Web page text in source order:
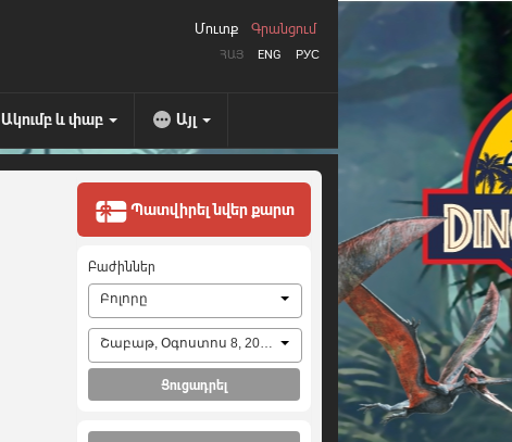
ՀԱՅ ENG РУС
Մուտք Գրանցում
Ակումբ և փաբ Այլ
Պատվիրել նվեր քարտ
Բաժիններ
Բոլորը
Շաբաթ, Օգոստոս 8, 2026
Ցուցադրել